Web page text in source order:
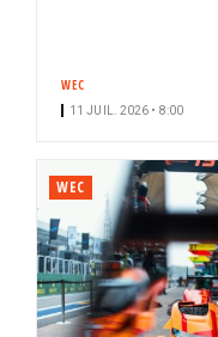
WEC
11 JUIL. 2026 • 8:00
WEC